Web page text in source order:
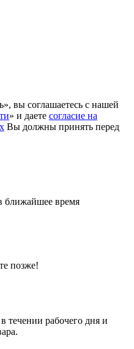
вы соглашаетесь с нашей
» и даете согласие на
Вы должны принять перед
ближайшее время
позже!
течении рабочего дня и